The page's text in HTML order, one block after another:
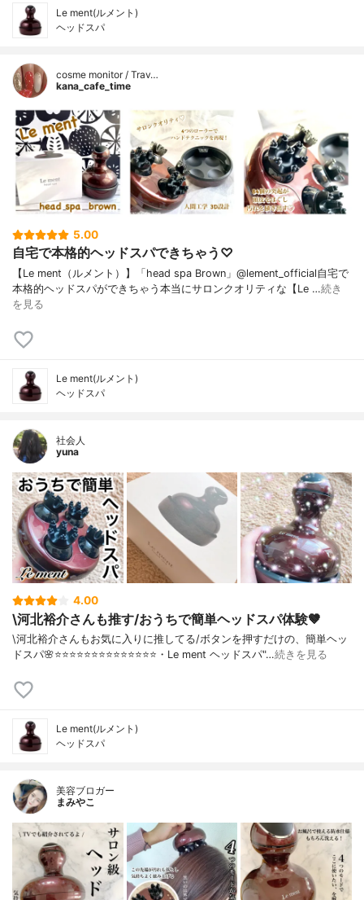
Le ment(ルメント)
ヘッドスパ
cosme monitor / Trav…
kana_cafe_time
5.00
自宅で本格的ヘッドスパできちゃう♡
【Le ment（ルメント）】「head spa Brown」@lement_official自宅で
本格的ヘッドスパができちゃう本当にサロンクオリティな【Le …続き
を見る
Le ment(ルメント)
ヘッドスパ
社会人
yuna
4.00
\河北裕介さんも推す/おうちで簡単ヘッドスパ体験🤎
\河北裕介さんもお気に入りに推してる/ボタンを押すだけの、簡単ヘッ
ドスパ🌸⭐️⭐️⭐️⭐️⭐️⭐️⭐️⭐️⭐️⭐️⭐️⭐️⭐️⭐️・Le ment ヘッドスパ"…続きを見る
Le ment(ルメント)
ヘッドスパ
美容ブロガー
まみやこ